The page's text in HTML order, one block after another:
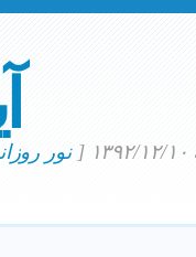
[نور